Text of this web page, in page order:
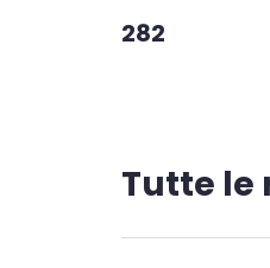
282
Tutte le